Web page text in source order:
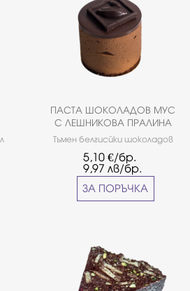
ПАСТА ШОКОЛАДОВ МУС
С ЛЕШНИКОВА ПРАЛИНА
Тъмен белгисйки шоколадов
пралина, шоколадов
пандишпан
5,10 €/бр.
9,97 лв/бр.
ЗА ПОРЪЧКА